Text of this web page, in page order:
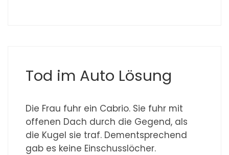
Tod im Auto Lösung
Die Frau fuhr ein Cabrio. Sie fuhr mit
offenen Dach durch die Gegend, als
die Kugel sie traf. Dementsprechend
gab es keine Einschusslöcher.